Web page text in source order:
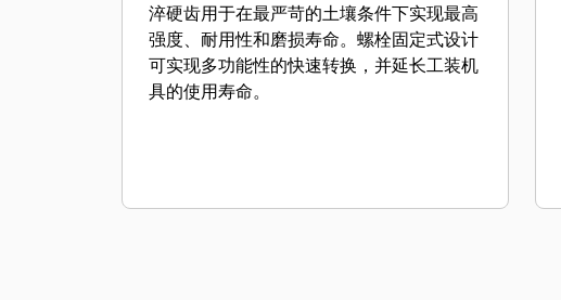
淬硬齿用于在最严苛的土壤条件下实现最高
强度、耐用性和磨损寿命。螺栓固定式设计
可实现多功能性的快速转换，并延长工装机
具的使用寿命。